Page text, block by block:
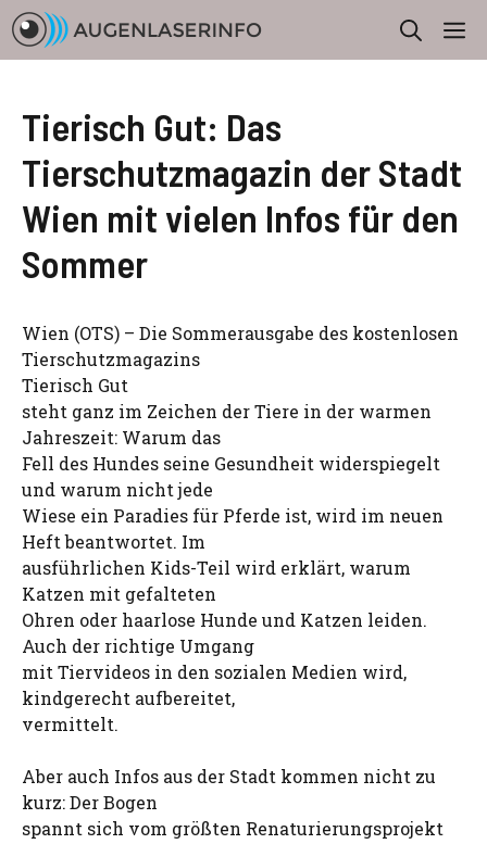
Zum
Inhalt
springen
Tierisch Gut: Das
Tierschutzmagazin der Stadt
Wien mit vielen Infos für den
Sommer
Wien (OTS) – Die Sommerausgabe des kostenlosen
Tierschutzmagazins
Tierisch Gut
steht ganz im Zeichen der Tiere in der warmen
Jahreszeit: Warum das
Fell des Hundes seine Gesundheit widerspiegelt
und warum nicht jede
Wiese ein Paradies für Pferde ist, wird im neuen
Heft beantwortet. Im
ausführlichen Kids-Teil wird erklärt, warum
Katzen mit gefalteten
Ohren oder haarlose Hunde und Katzen leiden.
Auch der richtige Umgang
mit Tiervideos in den sozialen Medien wird,
kindgerecht aufbereitet,
vermittelt.
Aber auch Infos aus der Stadt kommen nicht zu
kurz: Der Bogen
spannt sich vom größten Renaturierungsprojekt